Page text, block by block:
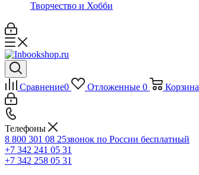
Творчество и Хобби
Сравнение0 Отложенные 0 Корзина
Телефоны
8 800 301 08 25звонок по России бесплатный
+7 342 241 05 31
+7 342 258 05 31